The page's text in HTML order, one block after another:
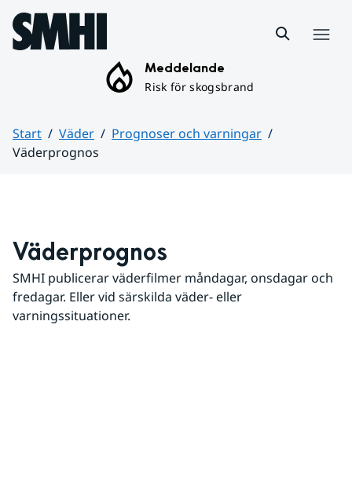
Hoppa till sidans innehåll
Meddelande
Risk för skogsbrand
Start Väder
Prognoser och varningar
Väderprognos
Väderprognos
SMHI publicerar väderfilmer måndagar, onsdagar och
fredagar. Eller vid särskilda väder- eller
varningssituationer.